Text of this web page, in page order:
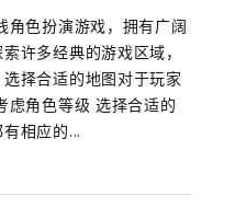
角色扮演游戏，拥有广阔
许多经典的游戏区域，
择合适的地图对于玩家
虑角色等级 选择合适的
相应的...